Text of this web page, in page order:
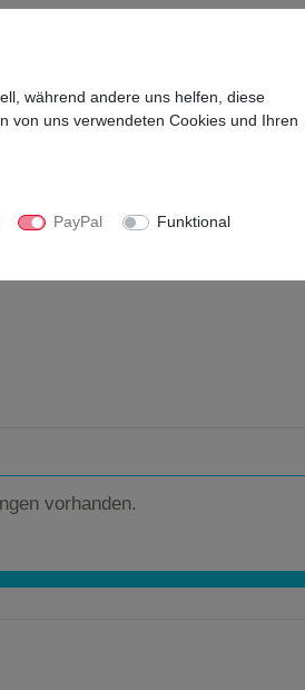
vorhanden.
während andere uns helfen, diese
von uns verwendeten Cookies und Ihren
PayPal
Funktional